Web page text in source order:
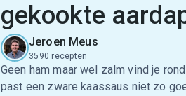
gekookte
Jeroen Meus
3590 recepten
Geen ham maar wel zalm vind je
past een zware kaassaus niet zo